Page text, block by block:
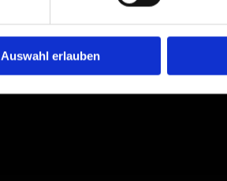
Auswahl erlauben